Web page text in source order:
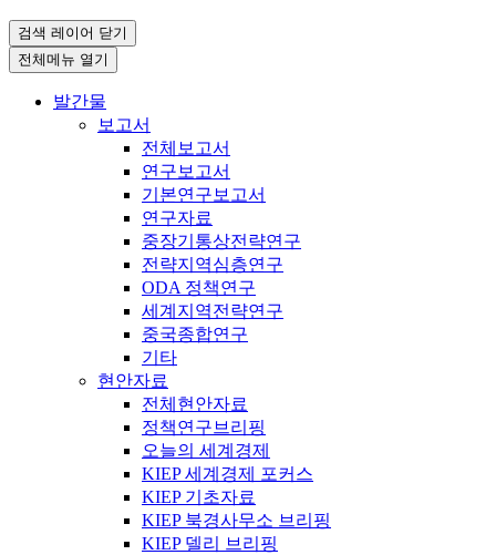
검색 레이어 닫기
전체메뉴 열기
발간물
보고서
전체보고서
연구보고서
기본연구보고서
연구자료
중장기통상전략연구
전략지역심층연구
ODA 정책연구
세계지역전략연구
중국종합연구
기타
현안자료
전체현안자료
정책연구브리핑
오늘의 세계경제
KIEP 세계경제 포커스
KIEP 기초자료
KIEP 북경사무소 브리핑
KIEP 델리 브리핑